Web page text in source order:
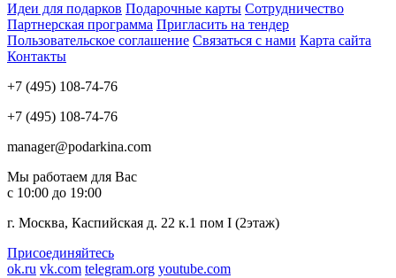
Идеи для подарков Подарочные карты Сотрудничество
Партнерская программа Пригласить на тендер
Пользовательское соглашение Связаться с нами Карта сайта
Контакты
+7 (495) 108-74-76
+7 (495) 108-74-76
manager@podarkina.com
Мы работаем для Вас
с 10:00 до 19:00
г. Москва, Каспийская д. 22 к.1 пом I (2этаж)
Присоединяйтесь
ok.ru vk.com telegram.org youtube.com